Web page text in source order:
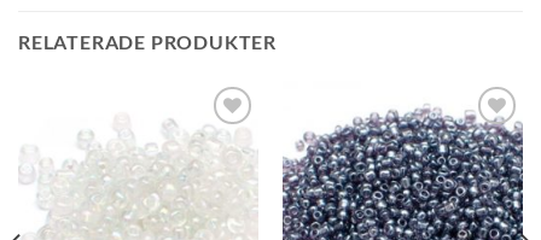
RELATERADE PRODUKTER
till i
önskelistan
Lägg
till i
önskelistan